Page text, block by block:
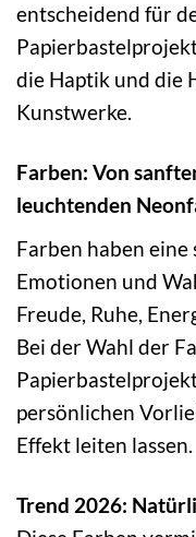
entscheidend für
die Haptik und die
Kunstwerke.
Farben: Von
leuchtenden
Farben haben
Emotionen und
Freude, Ruhe,
Bei der Wahl der
persönlichen
Effekt leiten lassen.
Trend 2026: